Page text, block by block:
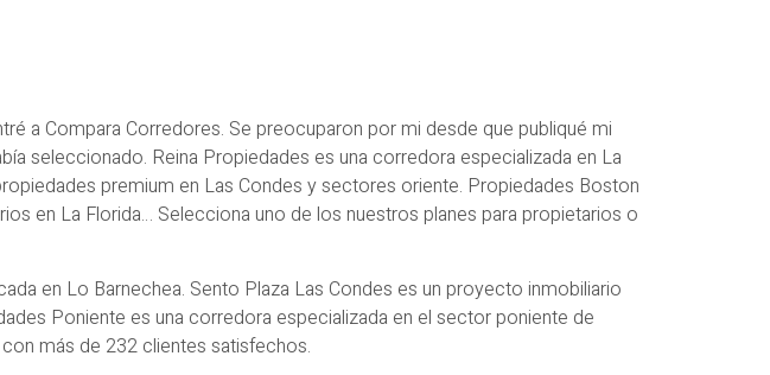
a Compara Corredores. Se preocuparon por mi desde que publiqué mi
seleccionado. Reina Propiedades es una corredora especializada en La
premium en Las Condes y sectores oriente. Propiedades Boston
en La Florida… Selecciona uno de los nuestros planes para propietarios o
en Lo Barnechea. Sento Plaza Las Condes es un proyecto inmobiliario
Poniente es una corredora especializada en el sector poniente de
más de 232 clientes satisfechos.